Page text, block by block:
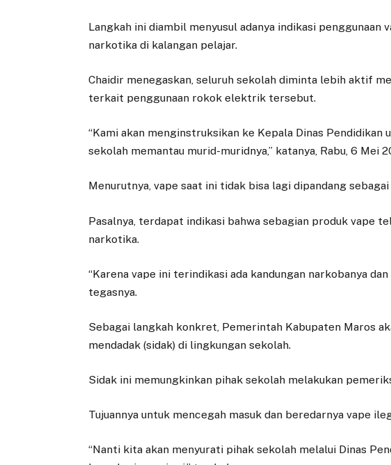
Langkah ini diambil menyusul adanya indikasi penggunaan
narkotika di kalangan pelajar.
Chaidir menegaskan, seluruh sekolah diminta lebih aktif
terkait penggunaan rokok elektrik tersebut.
“Kami akan menginstruksikan ke Kepala Dinas Pendidikan
sekolah memantau murid-muridnya,” katanya, Rabu, 6 Mei
Menurutnya, vape saat ini tidak bisa lagi dipandang
Pasalnya, terdapat indikasi bahwa sebagian produk vape
narkotika.
“Karena vape ini terindikasi ada kandungan narkobanya
tegasnya.
Sebagai langkah konkret, Pemerintah Kabupaten Maros
mendadak (sidak) di lingkungan sekolah.
Sidak ini memungkinkan pihak sekolah melakukan
Tujuannya untuk mencegah masuk dan beredarnya vape
“Nanti kita akan menyurati pihak sekolah melalui Dinas